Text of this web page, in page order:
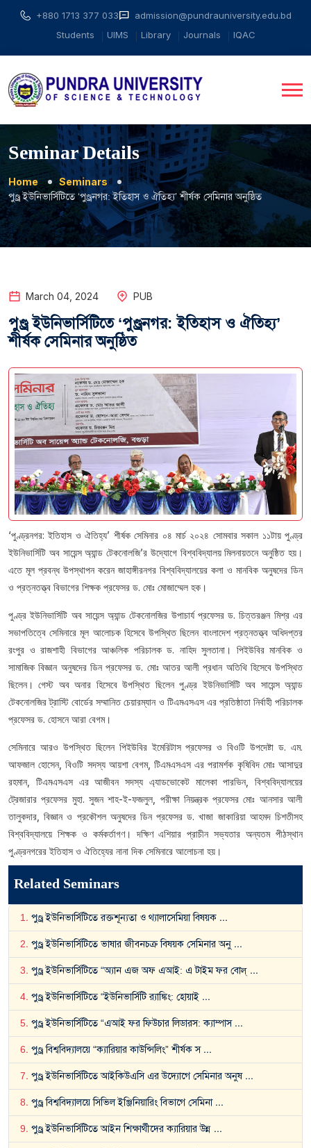
+880 1713 377 033
admission@pundrauniversity.edu.bd
Students
UIMS Library Journals IQAC
Seminar Details
Home
Seminars
পুণ্ড্র ইউনিভার্সিটিতে ‘পুণ্ড্রনগর: ইতিহাস ও ঐতিহ্য’ শীর্ষক সেমিনার অনুষ্ঠিত
March 04 2024 PUB
পুণ্ড্র ইউনিভার্সিটিতে ‘পুণ্ড্রনগর: ইতিহাস ও ঐতিহ্য’
শীর্ষক সেমিনার অনুষ্ঠিত
‘পুণ্ড্রনগর: ইতিহাস ও ঐতিহ্য’ শীর্ষক সেমিনার ০৪ মার্চ ২০২৪ সোমবার সকাল ১১টায় পুণ্ড্র
ইউনিভার্সিটি অব সায়েন্স অ্যান্ড টেকনোলজি’র উদ্যোগে বিশ্ববিদ্যালয় মিলনায়তনে অনুষ্ঠিত হয়।
এতে মূল প্রবন্ধ উপস্থাপন করেন জাহাঙ্গীরনগর বিশ্ববিদ্যালয়ের কলা ও মানবিক অনুষদের ডিন
ও প্রত্নতত্ত্ব বিভাগের শিক্ষক প্রফেসর ড. মোঃ মোজাম্মেল হক।
পুণ্ড্র ইউনিভার্সিটি অব সায়েন্স অ্যান্ড টেকনোলজির উপাচার্য প্রফেসর ড. চিত্তরঞ্জন মিশ্র এর
সভাপতিত্বে সেমিনারে মূল আলোচক হিসেবে উপস্থিত ছিলেন বাংলাদেশ প্রত্নতত্ত্ব অধিদপ্তর
রংপুর ও রাজশাহী বিভাগের আঞ্চলিক পরিচালক ড. নাহিদ সুলতানা। পিইউবির মানবিক ও
সামাজিক বিজ্ঞান অনুষদের ডিন প্রফেসর ড. মোঃ আতর আলী প্রধান অতিথি হিসেবে উপস্থিত
ছিলেন। গেস্ট অব অনার হিসেবে উপস্থিত ছিলেন পুণ্ড্র ইউনিভার্সিটি অব সায়েন্স অ্যান্ড
টেকনোলজির ট্রাস্টি বোর্ডের সম্মানিত চেয়ারম্যান ও টিএমএসএস এর প্রতিষ্ঠাতা নির্বাহী পরিচালক
প্রফেসর ড. হোসনে আরা বেগম।
সেমিনারে আরও উপস্থিত ছিলেন পিইউবির ইমেরিটাস প্রফেসর ও বিওটি উপদেষ্টা ড. এম.
আফজাল হোসেন, বিওটি সদস্য আয়শা বেগম, টিএমএসএস এর পরামর্শক কৃষিবিদ মোঃ আসাদুর
রহমান, টিএমএসএস এর আজীবন সদস্য এ্যাডভোকেট মালেকা পারভিন, বিশ্ববিদ্যালয়ের
ট্রেজারার প্রফেসর মুহা. সুজন শাহ-ই-ফজলুল, পরীক্ষা নিয়ন্ত্রক প্রফেসর মোঃ আনসার আলী
তালুকদার, বিজ্ঞান ও প্রকৌশল অনুষদের ডিন প্রফেসর ড. খাজা জাকারিয়া আহমদ চিশতীসহ
বিশ্ববিদ্যালয়ে শিক্ষক ও কর্মকর্তাগণ। দক্ষিণ এশিয়ার প্রাচীন সভ্যতার অন্যতম পীঠস্থান
পুণ্ড্রনগরের ইতিহাস ও ঐতিহ্যের নানা দিক সেমিনারে আলোচনা হয়।
Related Seminars
1. পুণ্ড্র ইউনিভার্সিটিতে রক্তশূন্যতা ও থ্যালাসেমিয়া বিষয়ক ...
2. পুণ্ড্র ইউনিভার্সিটিতে ভাষার জীবনচক্র বিষয়ক সেমিনার অনু ...
3. পুণ্ড্র ইউনিভার্সিটিতে “অ্যান এজ অফ এআই: এ টাইম ফর বোল্ ...
4. পুণ্ড্র ইউনিভার্সিটিতে “ইউনিভার্সিটি র‍্যাঙ্কিং: হোয়াই ...
5. পুণ্ড্র ইউনিভার্সিটিতে “এআই ফর ফিউচার লিডারস: ক্যাম্পাস...
6. পুণ্ড্র বিশ্ববিদ্যালয়ে “ক্যারিয়ার কাউন্সিলিং” শীর্ষক স...
7. পুণ্ড্র ইউনিভার্সিটিতে আইকিউএসি এর উদ্যোগে সেমিনার অনুষ...
8. পুণ্ড্র বিশ্ববিদ্যালয়ে সিভিল ইঞ্জিনিয়ারিং বিভাগে সেমিনা...
9. পুণ্ড্র ইউনিভার্সিটিতে আইন শিক্ষার্থীদের ক্যারিয়ার উন্ন ...